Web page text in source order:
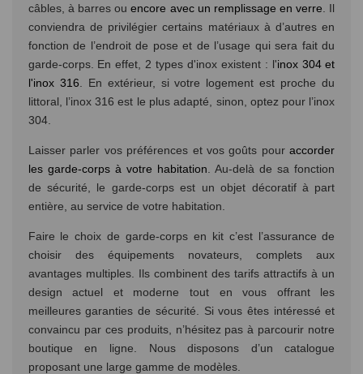
câbles, à barres ou encore avec un remplissage en verre . Il
conviendra de privilégier certains matériaux à d’autres en
fonction de l’endroit de pose et de l’usage qui sera fait du
garde-corps. En effet, 2 types d'inox existent : l'inox 304 et
l'inox 316 . En extérieur, si votre logement est proche du
littoral, l’inox 316 est le plus adapté, sinon, optez pour l’inox
304.
Laisser parler vos préférences et vos goûts pouraccorder
les garde-corps à votre habitation . Au-delà de sa fonction
de sécurité, le garde-corps est un objet décoratif à part
entière, au service de votre habitation.
Faire le choix de garde-corps en kit c’est l’assurance de
choisir des équipements novateurs, complets aux
avantages multiples. Ils combinent des tarifs attractifs à un
design actuel et moderne tout en vous offrant les
meilleures garanties de sécurité. Si vous êtes intéressé et
convaincu par ces produits, n’hésitez pas à parcourir notre
boutique en ligne. Nous disposons d’un catalogue
proposant une large gamme de modèles.